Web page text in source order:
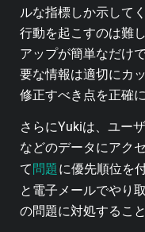
ルな指標しか示して
行動を起こすのは難
アップが簡単なだけ
要な情報は適切にカ
修正すべき点を正確
さらにYukiは、ユー
などのデータにアク
て問題 に優先順位を
と電子メールでやり
の問題に対処するこ